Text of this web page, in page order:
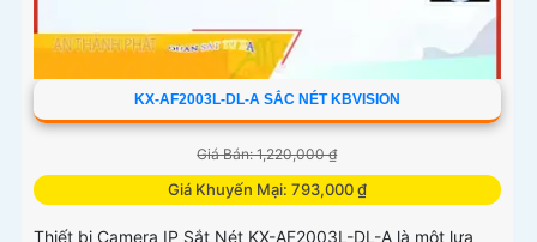
KX-AF2003L-DL-A SẮC NÉT KBVISION
Giá Bán: 1,220,000 ₫
Giá Khuyến Mại: 793,000 ₫
Thiết bị Camera IP Sắt Nét KX-AF2003L-DL-A là một lựa